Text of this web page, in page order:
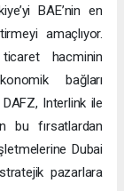
BAE’nin en
amaçlıyor.
hacminin
bağları
Interlink ile
bu fırsatlardan
Dubai
pazarlara